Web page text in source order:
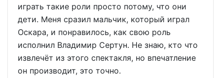
играть такие роли просто потому, что они
дети. Меня сразил мальчик, который играл
Оскара, и понравилось, как свою роль
исполнил Владимир Сертун. Не знаю, кто что
извлечёт из этого спектакля, но впечатление
он производит, это точно.